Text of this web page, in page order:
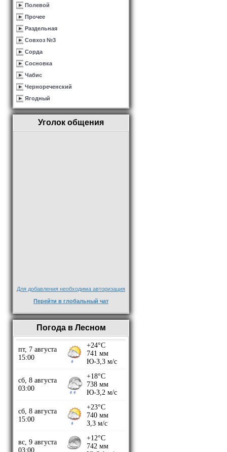
Полевой
Прочее
Раздельная
Совхоз №3
Сорда
Сосновка
Чабис
Чернореченский
Ягодный
Уголок общения
Для добавления необходима авторизация
Перейти в глобальный чат
Погода в Лесном